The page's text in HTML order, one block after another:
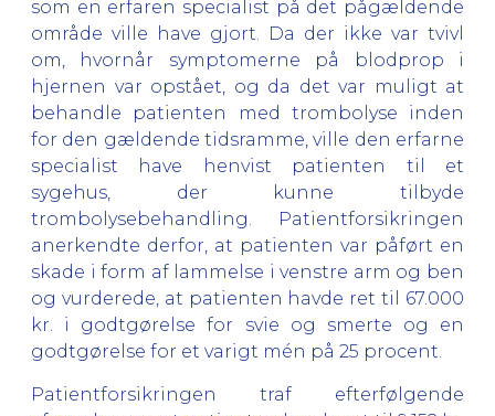
som en erfaren specialist på det pågældende
område ville have gjort. Da der ikke var tvivl
om, hvornår symptomerne på blodprop i
hjernen var opstået, og da det var muligt at
behandle patienten med trombolyse inden
for den gældende tidsramme, ville den erfarne
specialist have henvist patienten til et
sygehus, der kunne tilbyde
trombolysebehandling. Patientforsikringen
anerkendte derfor, at patienten var påført en
skade i form af lammelse i venstre arm og ben
og vurderede, at patienten havde ret til 67.000
kr. i godtgørelse for svie og smerte og en
godtgørelse for et varigt mén på 25 procent.
Patientforsikringen traf efterfølgende